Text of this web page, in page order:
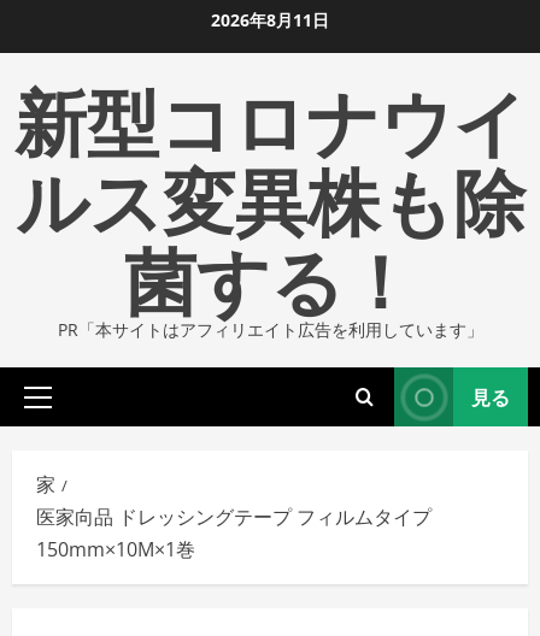
ン
ツ
ま
2026年8月11日
新型コロナウイ
ルス変異株も除
菌する！
PR「本サイトはアフィリエイト広告を利用しています」
プ
イ
マ
リ
メ
ニ
見る
家
医家向品 ドレッシングテープ フィルムタイプ
150mm×10M×1巻